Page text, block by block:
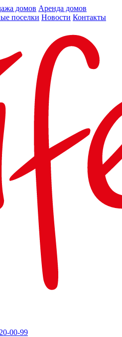
домов Аренда домов
поселки Новости Контакты
00-99